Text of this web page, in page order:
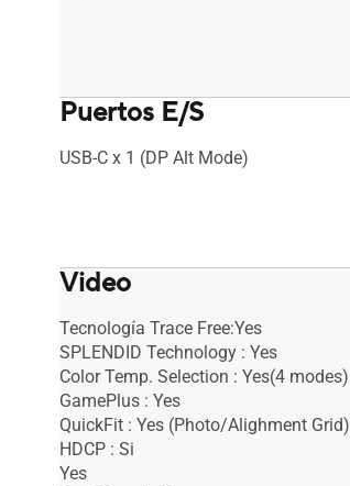
Puertos E/S
USB-C x 1 (DP Alt Mode)
Video
Tecnología Trace Free:Yes
SPLENDID Technology : Yes
Color Temp. Selection : Yes(4 modes)
GamePlus : Yes
QuickFit : Yes (Photo/Alighment Grid)
HDCP : Si
Yes